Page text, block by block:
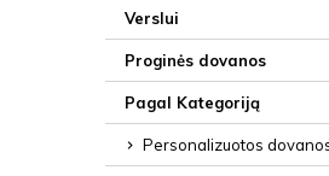
Verslui
Proginės dovanos
Pagal Kategoriją
Personalizuotos